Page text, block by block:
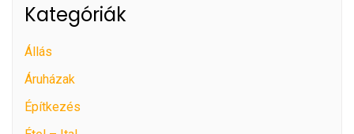
Kategóriák
Állás
Áruházak
Építkezés